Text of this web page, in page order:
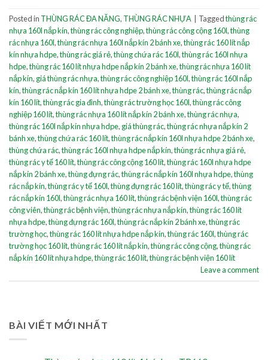
Posted in THÙNG RÁC ĐA NĂNG, THÙNG RÁC NHỰA Taggedthùng rác
nhựa 160l nắp kín,thùng rác công nghiệp,thùng rác công cộng 160l,thùng
rác nhựa 160l,thùng rác nhựa 160l nắp kín 2 bánh xe,thùng rác 160 lít nắp
kín nhựa hdpe,thùng rác giá rẻ,thùng chứa rác 160l,thùng rác 160l nhựa
hdpe,thùng rác 160 lít nhựa hdpe nắp kín 2 bánh xe,thùng rác nhựa 160 lít
nắp kín, giá thùng rác nhựa,thùng rác công nghiệp 160l,thùng rác 160l nắp
kín,thùng rác nắp kín 160 lít nhựa hdpe 2 bánh xe,thùng rác,thùng rác nắp
kín 160 lít,thùng rác gia đình,thùng rác trường học 160l,thùng rác công
nghiệp 160 lít,thùng rác nhựa 160 lít nắp kín 2 bánh xe,thùng rác nhựa,
thùng rác 160l nắp kín nhựa hdpe, giá thùng rác,thùng rác nhựa nắp kín 2
bánh xe,thùng chứa rác 160 lít,thùng rác nắp kín 160l nhựa hdpe 2 bánh xe,
thùng chứa rác,thùng rác 160l nhựa hdpe nắp kín,thùng rác nhựa giá rẻ,
thùng rác y tế 160 lít,thùng rác công cộng 160 lít,thùng rác 160l nhựa hdpe
nắp kín 2 bánh xe,thùng đựng rác,thùng rác nắp kín 160l nhựa hdpe,thùng
rác nắp kín,thùng rác y tế 160l,thùng đựng rác 160 lít,thùng rác y tế,thùng
rác nắp kín 160l,thùng rác nhựa 160 lít,thùng rác bệnh viện 160l,thùng rác
công viên,thùng rác bệnh viện,thùng rác nhựa nắp kín,thùng rác 160 lít
nhựa hdpe,thùng đựng rác 160l,thùng rác nắp kín 2 bánh xe,thùng rác
trường học,thùng rác 160 lít nhựa hdpe nắp kín,thùng rác 160l,thùng rác
trường học 160 lít,thùng rác 160 lít nắp kín,thùng rác công cộng,thùng rác
nắp kín 160 lít nhựa hdpe,thùng rác 160 lít,thùng rác bệnh viện 160 lít
Leave a comment
BÀI VIẾT MỚI NHẤT